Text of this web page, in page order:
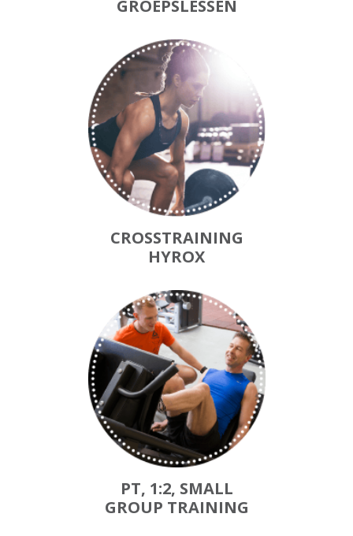
GROEPSLESSEN
CROSSTRAINING
HYROX
PT, 1:2, SMALL
GROUP TRAINING